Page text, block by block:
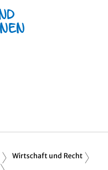
Wirtschaft und Recht